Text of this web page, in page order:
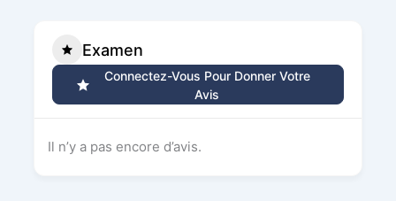
Examen
Connectez-Vous Pour Donner Votre
Avis
Il n’y a pas encore d’avis.